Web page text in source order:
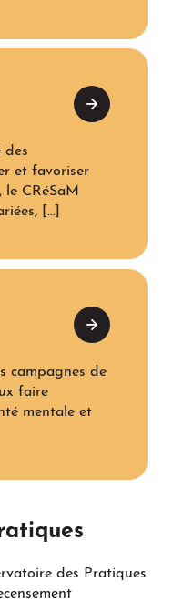
des
et favoriser
le CRéSaM
[…]
campagnes de
faire
mentale et
des Pratiques